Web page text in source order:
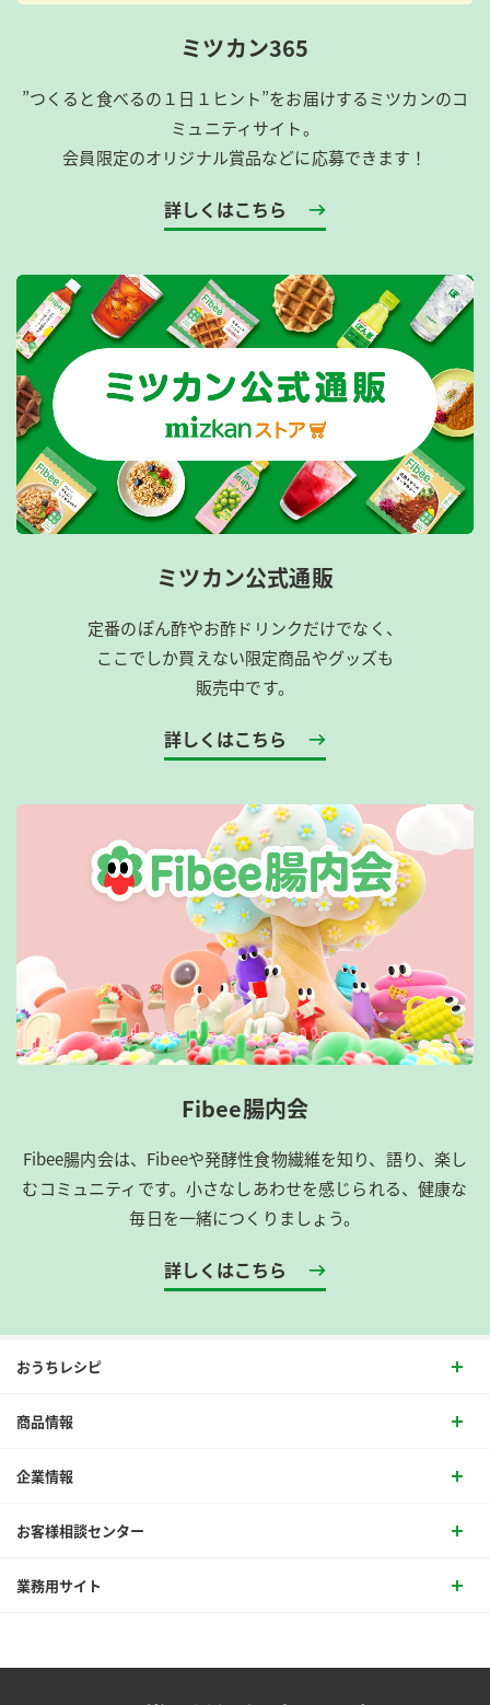
ミツカン365
”つくると食べるの１日１ヒント”をお届けするミツカンのコ
ミュニティサイト。
会員限定のオリジナル賞品などに応募できます！
詳しくはこちら
ミツカン公式通販
定番のぽん酢やお酢ドリンクだけでなく、
ここでしか買えない限定商品やグッズも
販売中です。
詳しくはこちら
Fibee腸内会
Fibee腸内会は、​Fibeeや発酵性食物繊維を知り、語り、楽し
むコミュニティです。​小さなしあわせを感じられる、健康な
毎日を一緒につくりましょう。
詳しくはこちら
おうちレシピ
商品情報
企業情報
お客様相談センター
業務用サイト